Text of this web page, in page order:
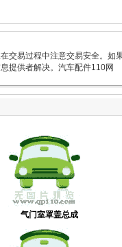
交易过程中注意交易安全。如
提供者解决。汽车配件110网
气门室罩盖总成